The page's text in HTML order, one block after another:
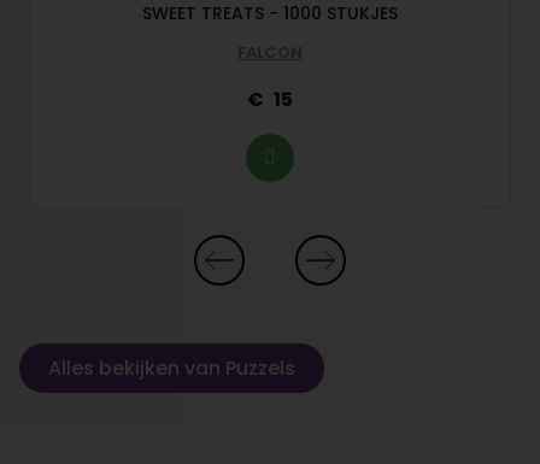
SWEET TREATS - 1000 STUKJES
FALCON
15
Alles bekijken van Puzzels